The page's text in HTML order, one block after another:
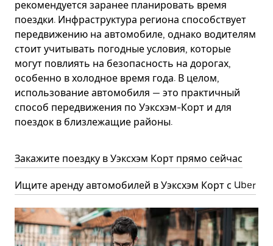
рекомендуется заранее планировать время
поездки. Инфраструктура региона способствует
передвижению на автомобиле, однако водителям
стоит учитывать погодные условия, которые
могут повлиять на безопасность на дорогах,
особенно в холодное время года. В целом,
использование автомобиля — это практичный
способ передвижения по Уэксхэм-Корт и для
поездок в близлежащие районы.
Закажите поездку в Уэксхэм Корт прямо сейчас
Ищите аренду автомобилей в Уэксхэм Корт с Uber